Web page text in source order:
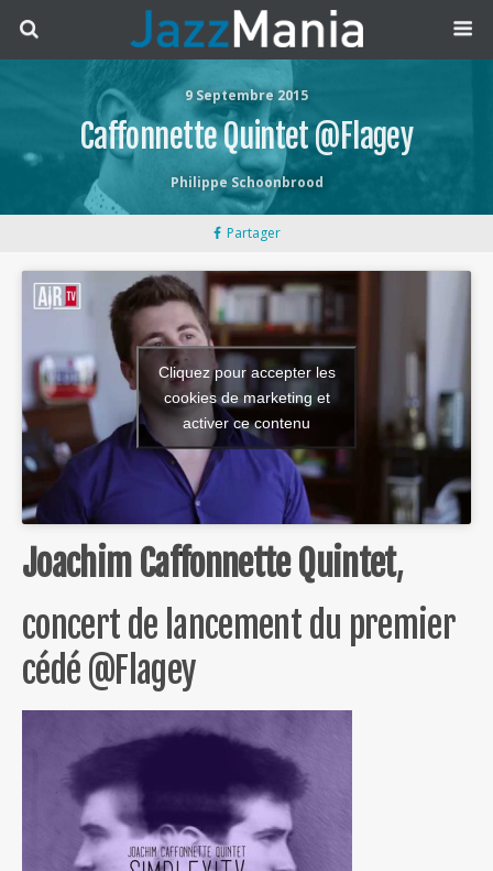
9 Septembre 2015
Caffonnette Quintet @Flagey
Philippe Schoonbrood
Partager
Cliquez pour accepter les
cookies de marketing et
activer ce contenu
Joachim Caffonnette Quintet,
concert de lancement du premier
cédé @Flagey